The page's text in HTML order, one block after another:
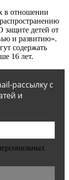
в отношении
защите детей от
и развитию».
содержать
16 лет.
рассылку с
и